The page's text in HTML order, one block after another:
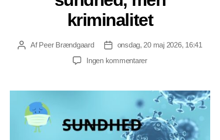
kriminalitet
Indlægsforfatter
AfPeer Brændgaard Indlægsdato
onsdag, 20 maj 2026, 16:41
Ingen kommentarertil
var
ikke
sundhed,
men
kriminalitet